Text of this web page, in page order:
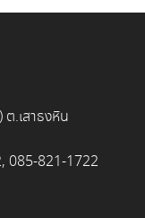
.เสาธงหิน
085-821-1722